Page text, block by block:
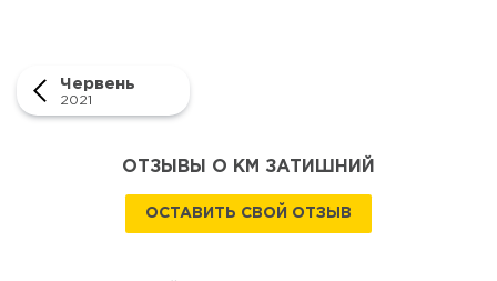
Червень
2021
ОТЗЫВЫ О КМ ЗАТИШНИЙ
ОСТАВИТЬ СВОЙ ОТЗЫВ